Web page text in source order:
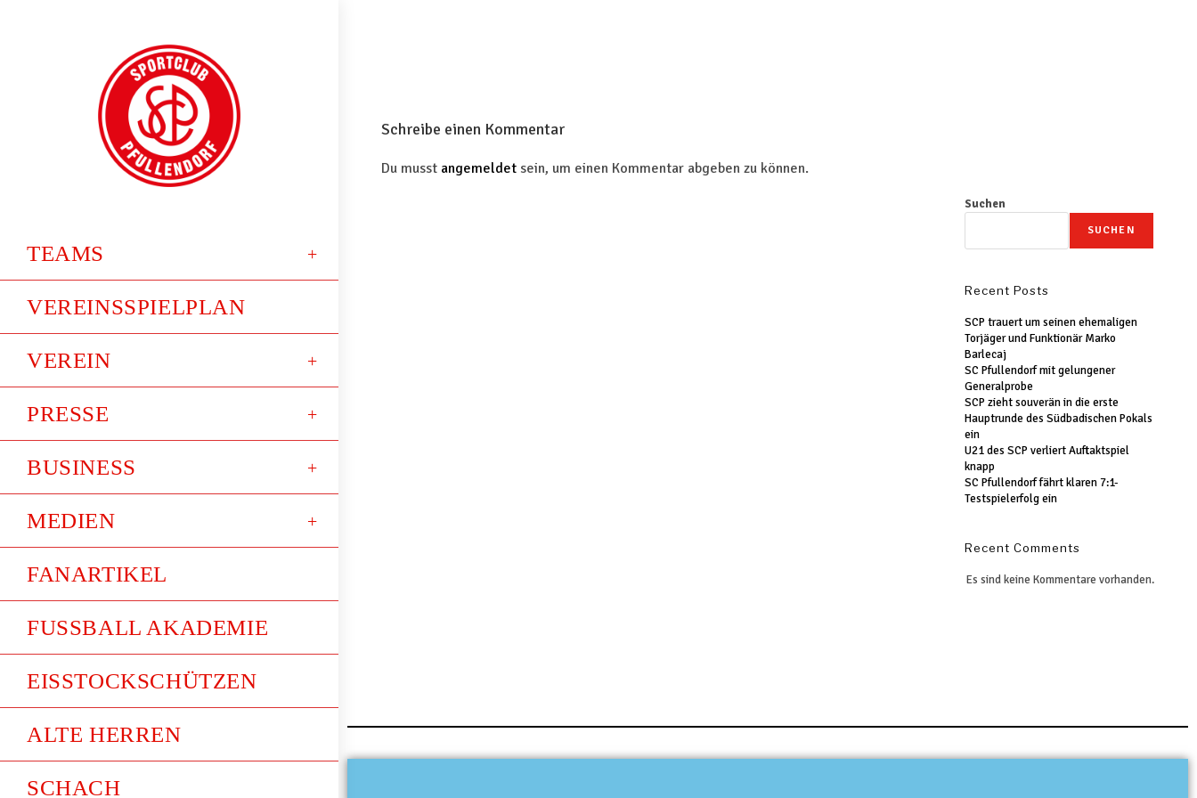
TEAMS
VEREINSSPIELPLAN
VEREIN
PRESSE
BUSINESS
MEDIEN
FANARTIKEL
FUSSBALL AKADEMIE
EISSTOCKSCHÜTZEN
ALTE HERREN
SCHACH
Schreibe einen Kommentar
Du musst angemeldet sein, um einen Kommentar abgeben zu können.
Suchen
SUCHEN
Recent Posts
SCP trauert um seinen ehemaligen
Torjäger und Funktionär Marko
Barlecaj
SC Pfullendorf mit gelungener
Generalprobe
SCP zieht souverän in die erste
Hauptrunde des Südbadischen Pokals
ein
U21 des SCP verliert Auftaktspiel
knapp
SC Pfullendorf fährt klaren 7:1-
Testspielerfolg ein
Recent Comments
Es sind keine Kommentare vorhanden.